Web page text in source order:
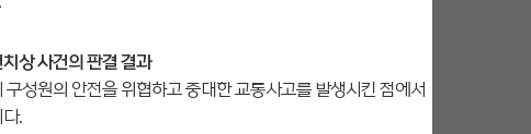
상 사건의 판결 결과
성원의 안전을 위협하고 중대한 교통사고를 발생시킨 점에서
.